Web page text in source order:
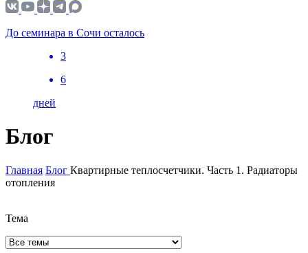
До семинара в Сочи осталось
3
6
дней
Блог
Главная Блог Квартирные теплосчетчики. Часть 1. Радиаторы
отопления
Тема